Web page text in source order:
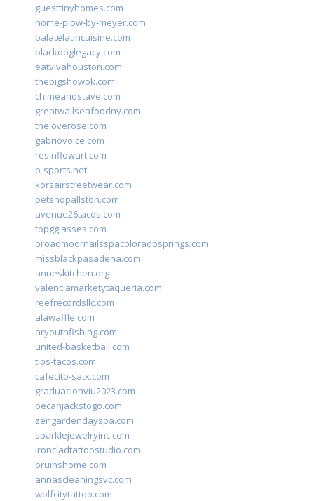
guesttinyhomes.com
home-plow-by-meyer.com
palatelatincuisine.com
blackdoglegacy.com
eatvivahouston.com
thebigshowok.com
chimeandstave.com
greatwallseafoodny.com
theloverose.com
gabriovoice.com
resinflowart.com
p-sports.net
korsairstreetwear.com
petshopallston.com
avenue26tacos.com
topgglasses.com
broadmoornailsspacoloradosprings.com
missblackpasadena.com
anneskitchen.org
valenciamarketytaqueria.com
reefrecordsllc.com
alawaffle.com
aryouthfishing.com
united-basketball.com
tios-tacos.com
cafecito-satx.com
graduacionviu2023.com
pecanjackstogo.com
zengardendayspa.com
sparklejewelryinc.com
ironcladtattoostudio.com
bruinshome.com
annascleaningsvc.com
wolfcitytattoo.com